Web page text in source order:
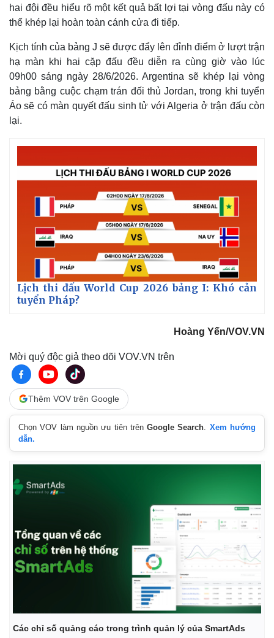
Bất động sản
Khởi nghiệp
Giá vàng
Giá cà phê
hai đội đều hiểu rõ một kết quả bất lợi tại vòng đấu này có
thể khép lại hoàn toàn cánh cửa đi tiếp.
Kịch tính của bảng J sẽ được đẩy lên đỉnh điểm ở lượt trận
hạ màn khi hai cặp đấu đều diễn ra cùng giờ vào lúc
09h00 sáng ngày 28/6/2026. Argentina sẽ khép lại vòng
bảng bằng cuộc chạm trán đối thủ Jordan, trong khi tuyển
Áo sẽ có màn quyết đấu sinh tử với Algeria ở trận đấu còn
lại.
Lịch thi đấu World Cup 2026 bảng I: Khó cản
tuyển Pháp?
Hoàng Yến/VOV.VN
Mời quý độc giả theo dõi VOV.VN trên
Thêm VOV trên Google
Chọn VOV làm nguồn ưu tiên trênGoogle Search
Xem hướng
dẫn.
Các chỉ số quảng cáo trong trình quản lý của SmartAds